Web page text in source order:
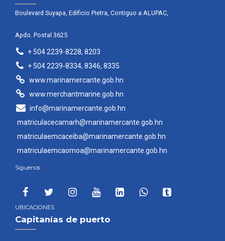
Boulevard Suyapa, Edificio Pietra, Contiguo a ALUPAC,
Apdo. Postal 3625
+ 504 2239-8228, 8203
+ 504 2239-8334, 8346, 8335
www.marinamercante.gob.hn
www.merchantmarine.gob.hn
info@marinamercante.gob.hn
matriculacecamarh@marinamercante.gob.hn
matriculaemcaceiba@marinamercante.gob.hn
matriculaemcaomoa@marinamercante.gob.hn
Siguenos
UBICACIONES
Capitanías de puerto